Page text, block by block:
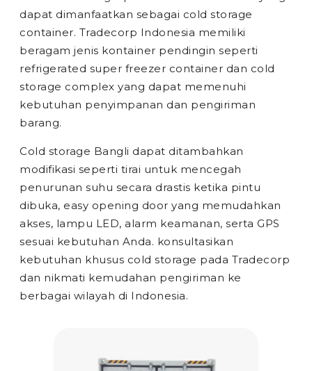
dapat dimanfaatkan sebagai cold storage
container. Tradecorp Indonesia memiliki
beragam jenis kontainer pendingin seperti
refrigerated super freezer container dan cold
storage complex yang dapat memenuhi
kebutuhan penyimpanan dan pengiriman
barang.
Cold storage Bangli dapat ditambahkan
modifikasi seperti tirai untuk mencegah
penurunan suhu secara drastis ketika pintu
dibuka, easy opening door yang memudahkan
akses, lampu LED, alarm keamanan, serta GPS
sesuai kebutuhan Anda. konsultasikan
kebutuhan khusus cold storage pada Tradecorp
dan nikmati kemudahan pengiriman ke
berbagai wilayah di Indonesia.